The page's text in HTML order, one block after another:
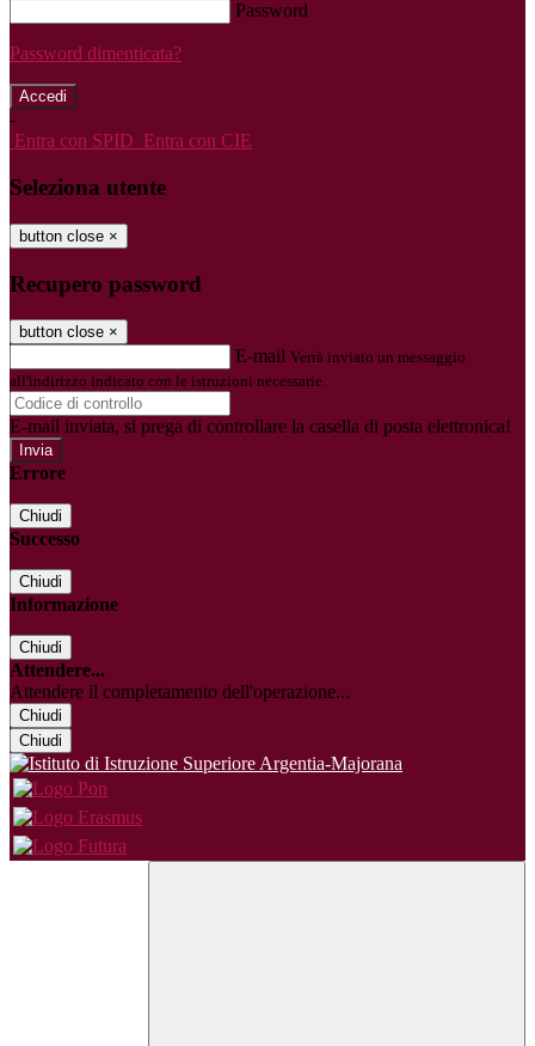
Password
Password dimenticata?
-
Entra con SPID Entra con CIE
Seleziona utente
button close ×
Recupero password
button close ×
E-mail Verrà inviato un messaggio
all'indirizzo indicato con le istruzioni necessarie.
E-mail inviata, si prega di controllare la casella di posta elettronica!
Errore
Chiudi
Successo
Chiudi
Informazione
Chiudi
Attendere...
Attendere il completamento dell'operazione...
Chiudi
Chiudi